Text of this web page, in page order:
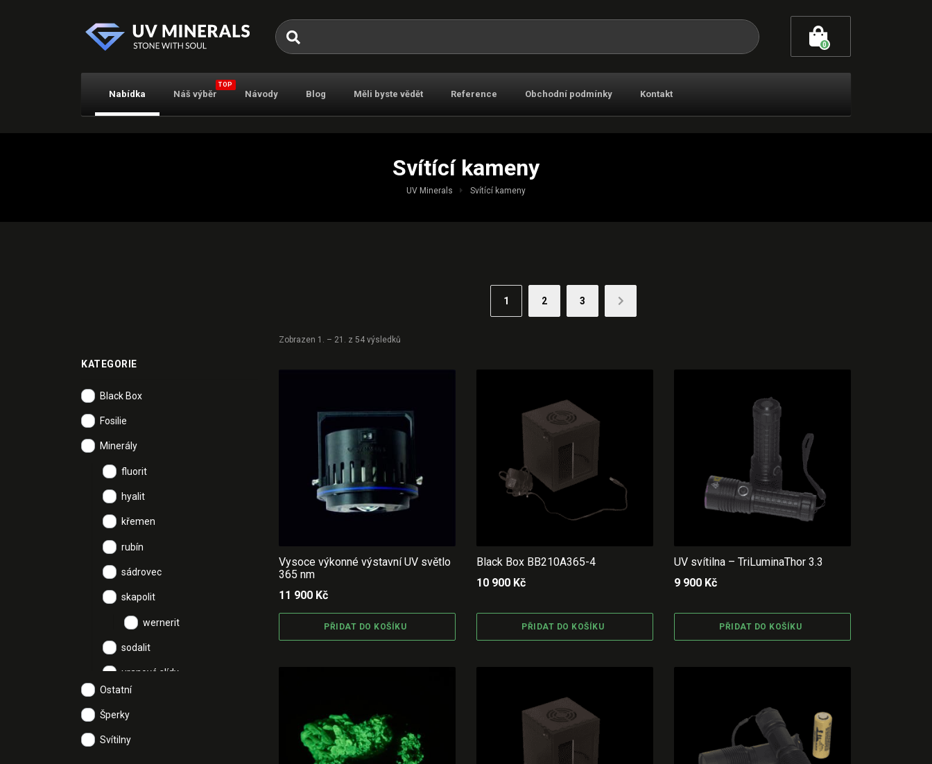
Hledat:
0
Nabídka Náš výběr
TOP
Návody Blog Měli byste vědět Reference Obchodní podmínky Kontakt
Svítící kameny
UV Minerals Svítící kameny
1 2 3 →
Zobrazen 1. – 21. z 54 výsledků
Vysoce výkonné výstavní UV světlo
365 nm
11 900 Kč
PŘIDAT DO KOŠÍKU
Black Box BB210A365-4
10 900 Kč
PŘIDAT DO KOŠÍKU
UV svítilna – TriLuminaThor 3.3
9 900 Kč
PŘIDAT DO KOŠÍKU
KATEGORIE
Black Box
Fosilie
Minerály
fluorit
hyalit
křemen
rubín
sádrovec
skapolit
wernerit
sodalit
uranové slídy
Ostatní
Šperky
Svítilny